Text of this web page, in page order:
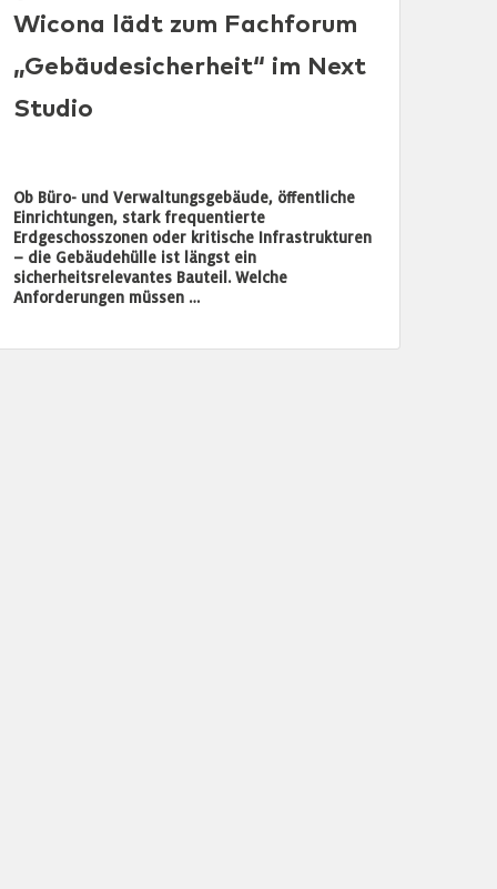
Wicona lädt zum Fachforum
„Gebäudesicherheit“ im Next
Studio
Ob Büro- und Verwaltungsgebäude, öffentliche
Einrichtungen, stark frequentierte
Erdgeschosszonen oder kritische Infrastrukturen
– die Gebäudehülle ist längst ein
sicherheitsrelevantes Bauteil. Welche
Anforderungen müssen …